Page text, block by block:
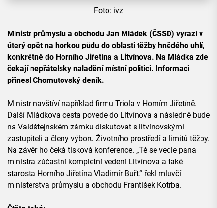
Foto: ivz
Ministr průmyslu a obchodu Jan Mládek (ČSSD) vyrazí v
úterý opět na horkou půdu do oblasti těžby hnědého uhlí,
konkrétně do Horního Jiřetína a Litvínova. Na Mládka zde
čekají nepřátelsky naladění místní politici. Informaci
přinesl Chomutovský deník.
Ministr navštíví například firmu Triola v Horním Jiřetíně.
Další Mládkova cesta povede do Litvínova a následně bude
na Valdštejnském zámku diskutovat s litvínovskými
zastupiteli a členy výboru Životního prostředí a limitů těžby.
Na závěr ho čeká tisková konference. „Té se vedle pana
ministra zúčastní kompletní vedení Litvínova a také
starosta Horního Jiřetína Vladimír Buřt,“ řekl mluvčí
ministerstva průmyslu a obchodu František Kotrba.